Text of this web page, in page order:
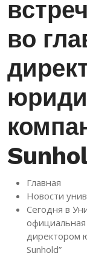
во
Главная
Новости
Сегодня в
официальная
директором
Sunhold”